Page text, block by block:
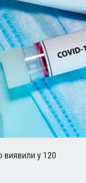
виявили у 120